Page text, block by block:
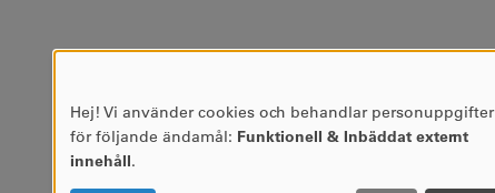
ANVÄNDNING
AV
Hej! Vi använder cookies och behandlar personuppgifter
för följande ändamål: Funktionell & Inbäddat externt
innehåll.